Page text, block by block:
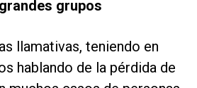
grupos
llamativas, teniendo en
hablando de la pérdida de